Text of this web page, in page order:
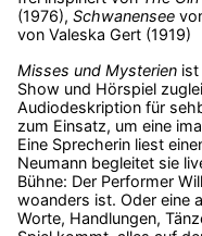
(1976), Schwanensee
von Valeska Gert (1919)
Misses und Mysterien ist
Show und Hörspiel
Audiodeskription für
zum Einsatz, um eine
Eine Sprecherin liest
Neumann begleitet sie
Bühne: Der Performer
woanders ist. Oder eine
Worte, Handlungen,